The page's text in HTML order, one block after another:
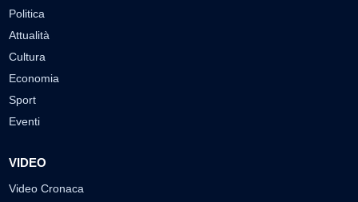
Politica
Attualità
Cultura
Economia
Sport
Eventi
VIDEO
Video Cronaca